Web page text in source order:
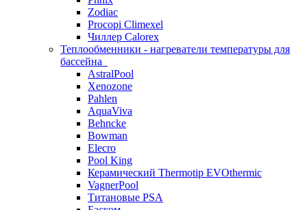
Zodiac
Procopi Climexel
Чиллер Calorex
Теплообменники - нагреватели температуры для
бассейна
AstralPool
Xenozone
Pahlen
AquaViva
Behncke
Bowman
Elecro
Pool King
Керамический Thermotip EVOthermic
VagnerPool
Титановые PSA